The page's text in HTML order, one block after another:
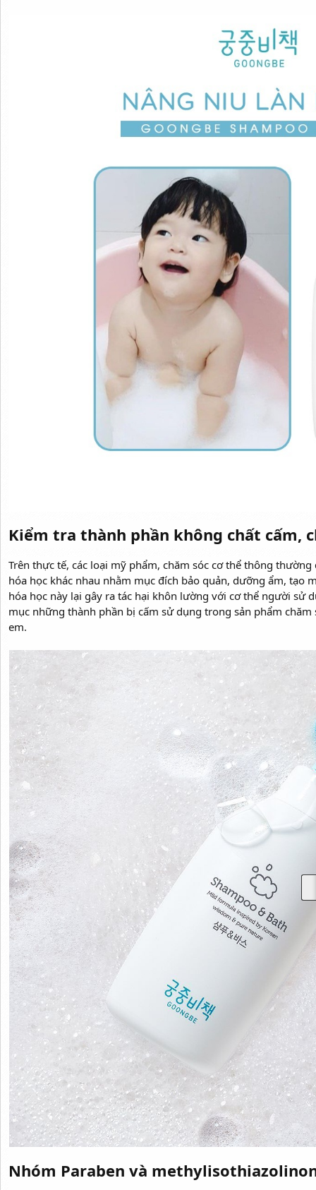
Kiểm tra thành phần không chất cấm,
Trên thực tế, các loại mỹ phẩm, chăm sóc cơ thể thông
hóa học khác nhau nhằm mục đích bảo quản, dưỡng ẩm, tạo
hóa học này lại gây ra tác hại khôn lường với cơ thể người sử
mục những thành phần bị cấm sử dụng trong sản phẩm chăm
em.
Nhóm Paraben và